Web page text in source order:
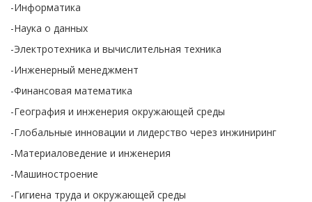
-Информатика
-Наука о данных
-Электротехника и вычислительная техника
-Инженерный менеджмент
-Финансовая математика
-География и инженерия окружающей среды
-Глобальные инновации и лидерство через инжиниринг
-Материаловедение и инженерия
-Машиностроение
-Гигиена труда и окружающей среды